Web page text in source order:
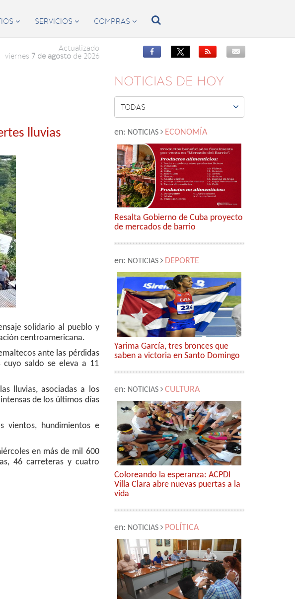
 SERVICIOS  COMPRAS  
Actualizado
viernes 7 de agostode 2026


lluvias
solidario al pueblo y
centroamericana.
ante las pérdidas
cuyo saldo se eleva a 11
lluvias, asociadas a los
de los últimos días
vientos, hundimientos e
en más de mil 600
46 carreteras y cuatro
NOTICIAS DE HOY
TODAS 
en: NOTICIAS ECONOMÍA
Resalta Gobierno de Cuba proyecto
de mercados de barrio
en: NOTICIAS DEPORTE
Yarima García, tres bronces que
saben a victoria en Santo Domingo
en: NOTICIAS CULTURA
Coloreando la esperanza: ACPDI
Villa Clara abre nuevas puertas a la
vida
en: NOTICIAS POLÍTICA